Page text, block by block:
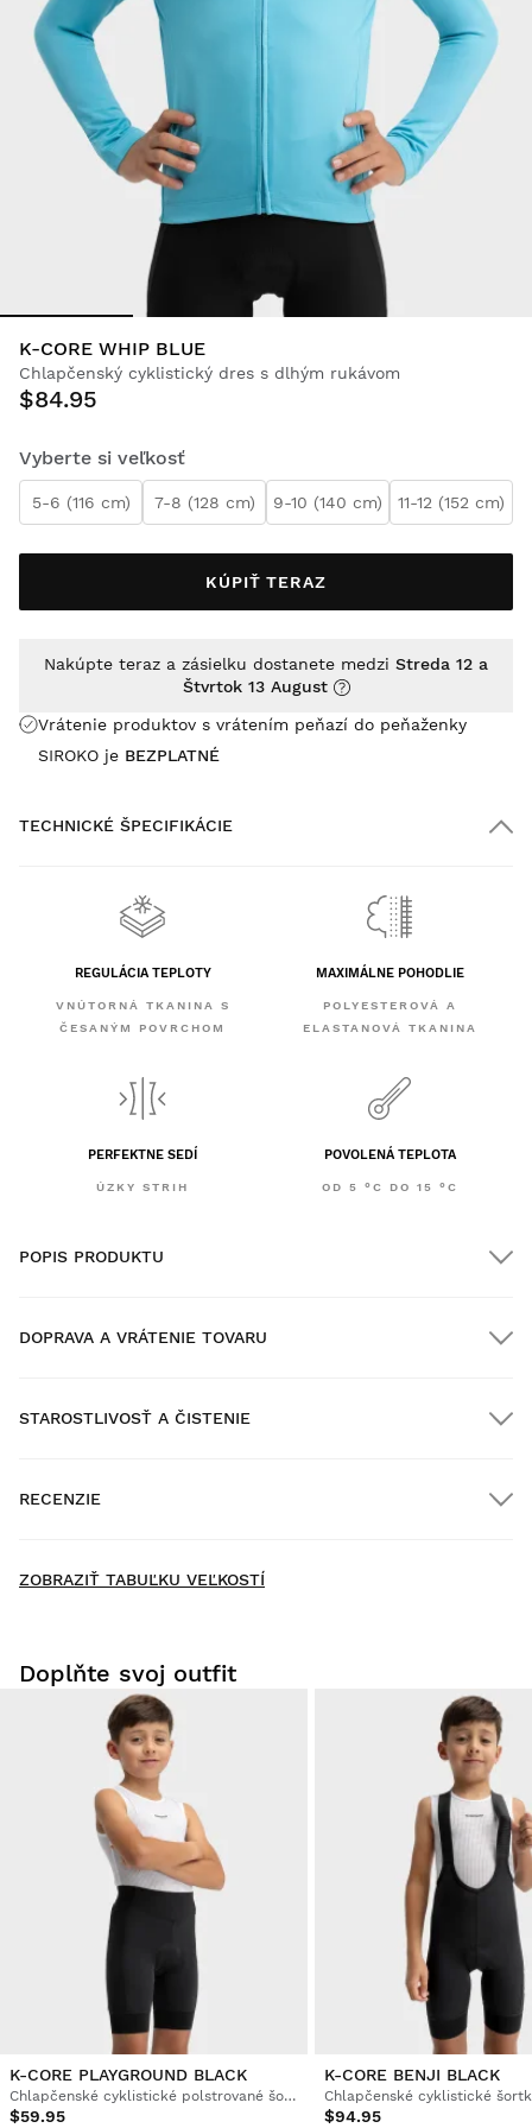
K-CORE WHIP BLUE
Chlapčenský cyklistický dres s dlhým rukávom
$84.95
Vyberte si veľkosť
5-6 (116 cm) 7-8 (128 cm) 9-10 (140 cm) 11-12 (152 cm)
KÚPIŤ TERAZ
Vrátenie produktov s vrátením peňazí do peňaženky
SIROKO je BEZPLATNÉ
Nakúpte teraz a zásielku dostanete medzi Streda 12 a
Štvrtok 13 August
TECHNICKÉ ŠPECIFIKÁCIE
REGULÁCIA TEPLOTY
VNÚTORNÁ TKANINA S
ČESANÝM POVRCHOM
MAXIMÁLNE POHODLIE
POLYESTEROVÁ A
ELASTANOVÁ TKANINA
PERFEKTNE SEDÍ
ÚZKY STRIH
POVOLENÁ TEPLOTA
OD 5 °C DO 15 °C
POPIS PRODUKTU
DOPRAVA A VRÁTENIE TOVARU
Doručenie domov
pri objednávkach nad
Vyskúšajte si naše produkty pohodlne doma. Na vrátenie
tovaru máte 30 dní od dátumu doručenia.
Z vášho používateľského účtu môžete jednoducho a rýchlo
vrátiť produkt z vašej objednávky.
Vráťte peniaze pôvodnou platobnou metódou
STAROSTLIVOSŤ A ČISTENIE
RECENZIE
ZOBRAZIŤ TABUĽKU VEĽKOSTÍ
Doplňte svoj outfit
K-CORE PLAYGROUND BLACK
Chlapčenské cyklistické polstrované šortky
$59.95
K-CORE BENJI BLACK
$94.95